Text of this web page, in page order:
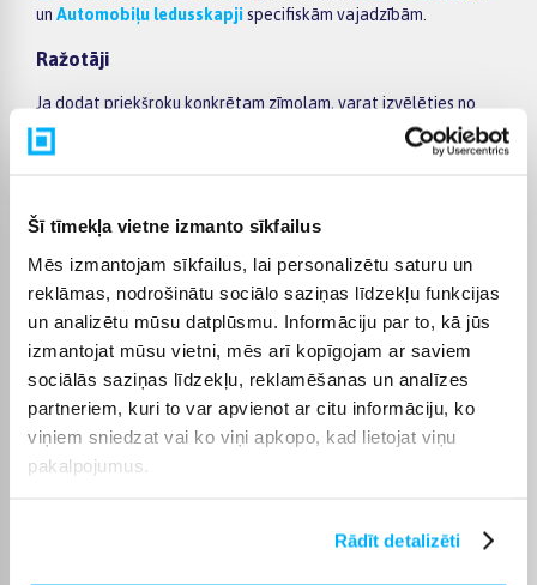
Šī tīmekļa vietne izmanto sīkfailus
Mēs izmantojam sīkfailus, lai personalizētu saturu un
reklāmas, nodrošinātu sociālo saziņas līdzekļu funkcijas
un analizētu mūsu datplūsmu. Informāciju par to, kā jūs
izmantojat mūsu vietni, mēs arī kopīgojam ar saviem
sociālās saziņas līdzekļu, reklamēšanas un analīzes
partneriem, kuri to var apvienot ar citu informāciju, ko
viņiem sniedzat vai ko viņi apkopo, kad lietojat viņu
pakalpojumus.
Rādīt detalizēti
un Automobiļu ledusskapjispecifiskām vajadzībām.
Ražotāji
Ja dodat priekšroku konkrētam zīmolam, varat izvēlēties no
Liebherr ledusskapji
sortimenta.
Ledusskapjus piegādājam visā Latvijā – ērti un droši līdz jūsu
mājām. Pērkot par 299 € un vairāk, nodrošinām bezmaksas
piegādi. Precīzus piegādes termiņus un nosacījumus vienmēr
varat atrast konkrētās preces lapā.
Preces iespējams iegādāties arī ar apmaksu pa daļām –
izvēlieties maksājumu 6 mēnešu periodā un norēķinieties
vienādās ikmēneša summās, lai pirkuma izmaksas būtu vieglāk
plānot.
Pircēju atsauksmes par precēm